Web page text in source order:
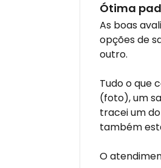
Ótima
As boas
opções de
outro.
Tudo o que
(foto), um
tracei um
também
O